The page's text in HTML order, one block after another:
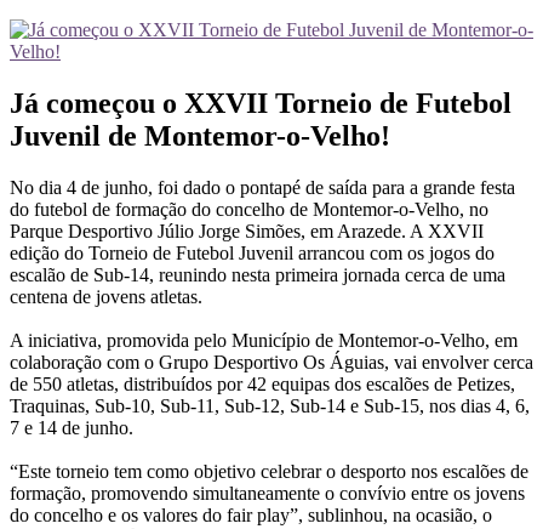
Já começou o XXVII Torneio de Futebol
Juvenil de Montemor-o-Velho!
No dia 4 de junho, foi dado o pontapé de saída para a grande festa
do futebol de formação do concelho de Montemor-o-Velho, no
Parque Desportivo Júlio Jorge Simões, em Arazede. A XXVII
edição do Torneio de Futebol Juvenil arrancou com os jogos do
escalão de Sub-14, reunindo nesta primeira jornada cerca de uma
centena de jovens atletas.
A iniciativa, promovida pelo Município de Montemor-o-Velho, em
colaboração com o Grupo Desportivo Os Águias, vai envolver cerca
de 550 atletas, distribuídos por 42 equipas dos escalões de Petizes,
Traquinas, Sub-10, Sub-11, Sub-12, Sub-14 e Sub-15, nos dias 4, 6,
7 e 14 de junho.
“Este torneio tem como objetivo celebrar o desporto nos escalões de
formação, promovendo simultaneamente o convívio entre os jovens
do concelho e os valores do fair play”, sublinhou, na ocasião, o